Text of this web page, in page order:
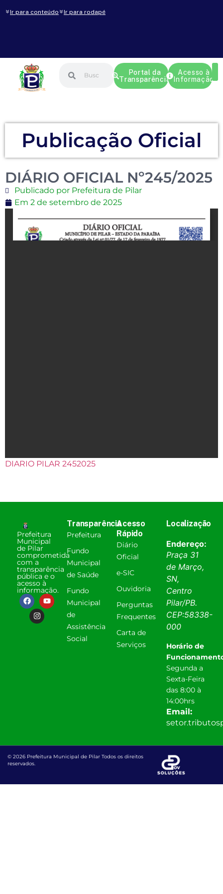
Ir para conteúdo Ir para rodapé
Portal da
Transparência
Acesso à
Informação
Publicação Oficial
DIÁRIO OFICIAL Nº245/2025
Publicado por Prefeitura de Pilar
Em 2 de setembro de 2025
DIARIO PILAR 2452025
Prefeitura
Municipal
de Pilar
comprometida
com a
transparência
pública e o
acesso à
informação.
Transparência
Prefeitura
Fundo
Municipal
de Saúde
Fundo
Municipal
de
Assistência
Social
Acesso
Rápido
Diário
Oficial
e-SIC
Ouvidoria
Perguntas
Frequentes
Carta de
Serviços
Localização
Endereço:
Praça 31
de Março,
SN,
Centro
Pilar/PB.
CEP:58338-
000
Horário de
Segunda a
Sexta-Feira
das 8:00 à
14:00hrs
Email:
© 2026 Prefeitura Municipal de Pilar Todos os direitos
reservados.